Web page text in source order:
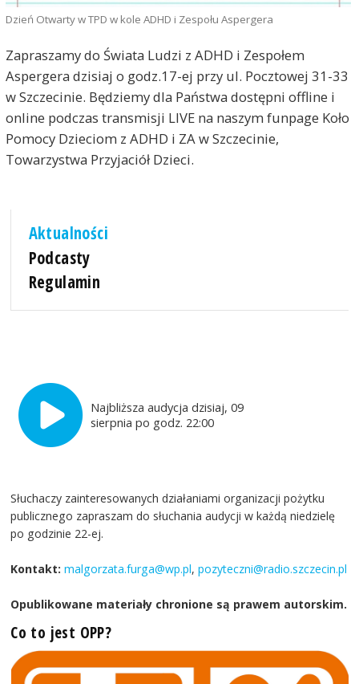
Dzień Otwarty w TPD w kole ADHD i Zespołu Aspergera
Zapraszamy do Świata Ludzi z ADHD i Zespołem
Aspergera dzisiaj o godz.17-ej przy ul. Pocztowej 31-33
w Szczecinie. Będziemy dla Państwa dostępni offline i
online podczas transmisji LIVE na naszym funpage Koło
Pomocy Dzieciom z ADHD i ZA w Szczecinie,
Towarzystwa Przyjaciół Dzieci.
Aktualności
Podcasty
Regulamin
Najbliższa audycja dzisiaj, 09
sierpnia po godz. 22:00
Słuchaczy zainteresowanych działaniami organizacji pożytku
publicznego zapraszam do słuchania audycji w każdą niedzielę
po godzinie 22-ej.
Kontakt: malgorzata.furga@wp.pl,pozyteczni@radio.szczecin.pl
Opublikowane materiały chronione są prawem autorskim.
Co to jest OPP?